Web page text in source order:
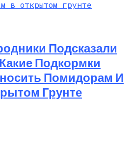
Подсказали
Подкормки
Помидорам И
Грунте